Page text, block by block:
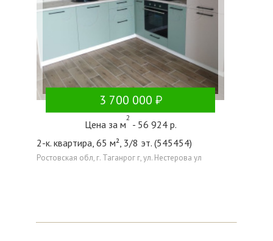
3 700 000
Цена за м
2
- 56 924 р.
2-к. квартира, 65 м², 3/8 эт. (545454)
Ростовская обл, г. Таганрог г, ул. Нестерова ул